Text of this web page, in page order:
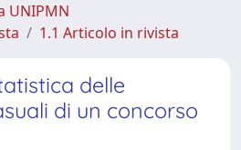
UNIPMN
1.1 Articolo in rivista
delle
di un concorso